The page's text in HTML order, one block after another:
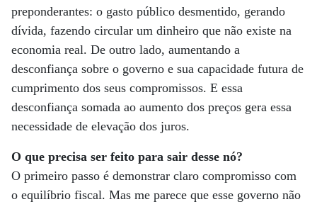
preponderantes: o gasto público desmentido, gerando
dívida, fazendo circular um dinheiro que não existe na
economia real. De outro lado, aumentando a
desconfiança sobre o governo e sua capacidade futura de
cumprimento dos seus compromissos. E essa
desconfiança somada ao aumento dos preços gera essa
necessidade de elevação dos juros.
O que precisa ser feito para sair desse nó?
O primeiro passo é demonstrar claro compromisso com
o equilíbrio fiscal. Mas me parece que esse governo não